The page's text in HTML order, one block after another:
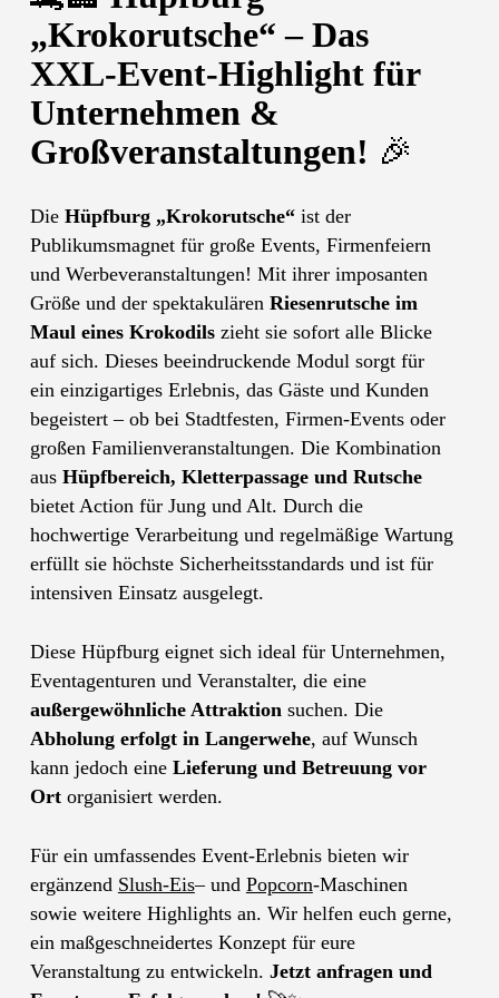
„Krokorutsche“ – Das
XXL-Event-Highlight für
Unternehmen &
Großveranstaltungen! 🎉
Die Hüpfburg „Krokorutsche“ist der
Publikumsmagnet für große Events, Firmenfeiern
und Werbeveranstaltungen! Mit ihrer imposanten
Größe und der spektakulären Riesenrutsche im
Maul eines Krokodilszieht sie sofort alle Blicke
auf sich. Dieses beeindruckende Modul sorgt für
ein einzigartiges Erlebnis, das Gäste und Kunden
begeistert – ob bei Stadtfesten, Firmen-Events oder
großen Familienveranstaltungen. Die Kombination
aus Hüpfbereich, Kletterpassage und Rutsche
bietet Action für Jung und Alt. Durch die
hochwertige Verarbeitung und regelmäßige Wartung
erfüllt sie höchste Sicherheitsstandards und ist für
intensiven Einsatz ausgelegt.
Diese Hüpfburg eignet sich ideal für Unternehmen,
Eventagenturen und Veranstalter, die eine
außergewöhnliche Attraktionsuchen. Die
Abholung erfolgt in Langerwehe, auf Wunsch
kann jedoch eine Lieferung und Betreuung vor
Ortorganisiert werden.
Für ein umfassendes Event-Erlebnis bieten wir
ergänzend Slush-Eis– und Popcorn-Maschinen
sowie weitere Highlights an. Wir helfen euch gerne,
ein maßgeschneidertes Konzept für eure
Veranstaltung zu entwickeln. Jetzt anfragen und